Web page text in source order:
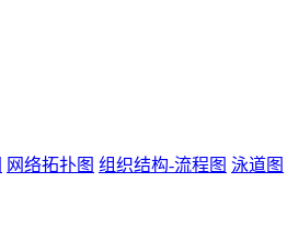
网络拓扑图 组织结构-流程图 泳道图